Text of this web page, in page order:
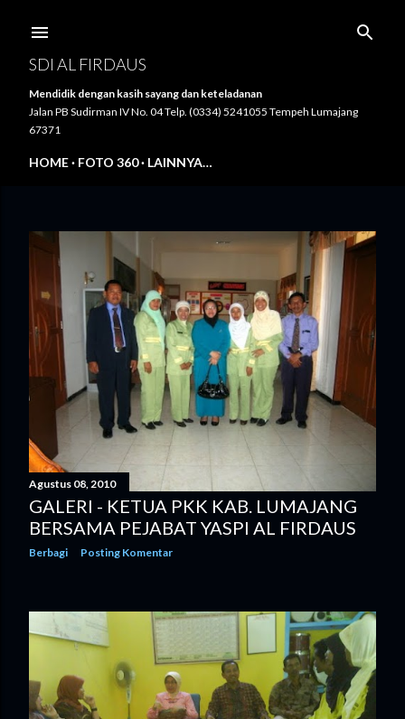
SDI AL FIRDAUS
Mendidik dengan kasih sayang dan keteladanan
Jalan PB Sudirman IV No. 04 Telp. (0334) 5241055 Tempeh Lumajang
67371
HOME FOTO 360 LAINNYA…
P
o
s
t
i
n
g
a
n
Agustus 08, 2010
GALERI - KETUA PKK KAB. LUMAJANG
BERSAMA PEJABAT YASPI AL FIRDAUS
Berbagi Posting Komentar